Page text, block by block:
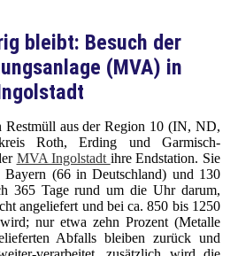
bleibt: Besuch der
(MVA) in
Restmüll aus der Region 10 (IN, ND,
Roth, Erding und Garmisch-
MVA Ingolstadt ihre Endstation. Sie
(66 in Deutschland) und 130
365 Tage rund um die Uhr darum,
angeliefert und bei ca. 850 bis 1250
nur etwa zehn Prozent (Metalle
Abfalls bleiben zurück und